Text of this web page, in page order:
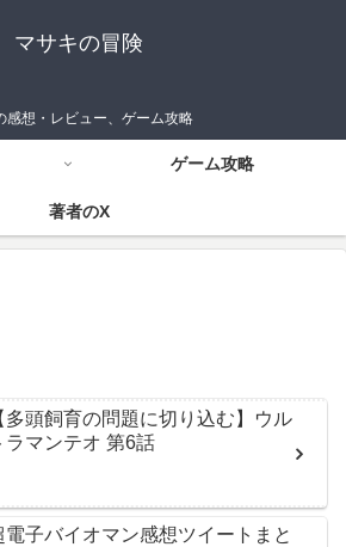
マサキの冒険
感想・レビュー、ゲーム攻略
ゲーム攻略
著者のX
多頭飼育の問題に切り込む】ウル
ラマンテオ 第6話
電子バイオマン感想ツイートまと